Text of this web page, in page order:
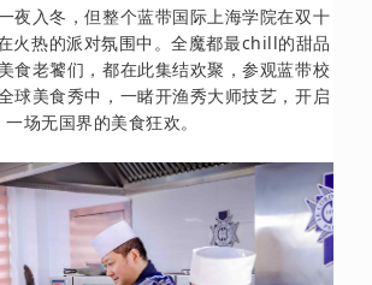
夜入冬，但整个蓝带国际上海学院在双十
火热的派对氛围中。全魔都最chill的甜品
食老饕们，都在此集结欢聚，参观蓝带校
球美食秀中，一睹开渔秀大师技艺，开启
一场无国界的美食狂欢。